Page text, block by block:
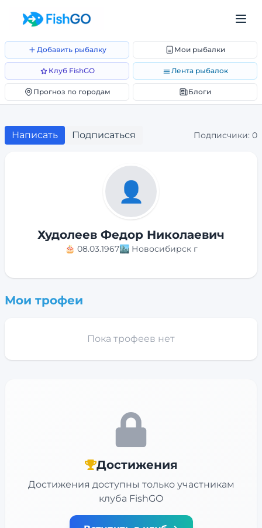
Добавить рыбалку Мои рыбалки
Клуб FishGO Лента рыбалок
Прогноз по городам Блоги
Написать Подписаться Подписчики: 0
👤
Худолеев Федор Николаевич
🎂 08.03.1967🏙️ Новосибирск г
Мои трофеи
Пока трофеев нет
Достижения
Достижения доступны только участникам
клуба FishGO